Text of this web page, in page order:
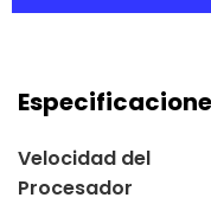
Velocidad del
Procesador